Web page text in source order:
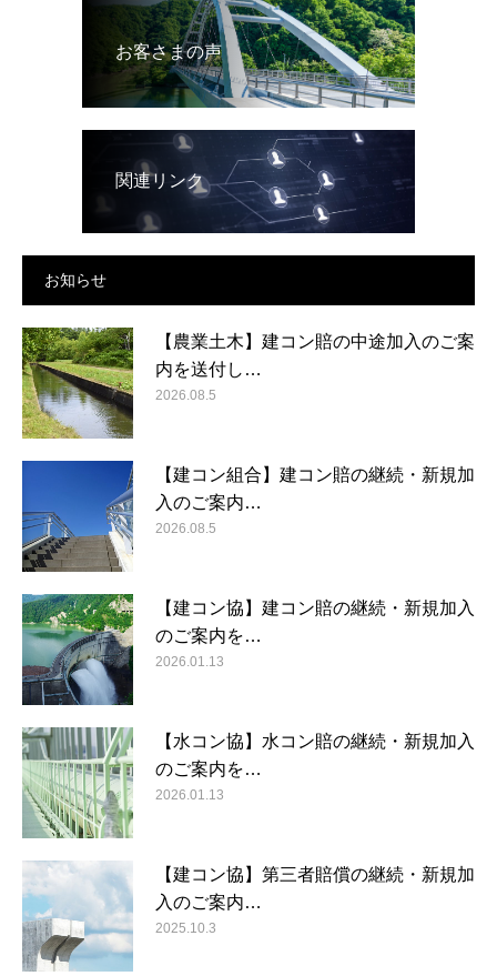
お客さまの声
関連リンク
お知らせ
【農業土木】建コン賠の中途加入のご案
内を送付し…
2026.08.5
【建コン組合】建コン賠の継続・新規加
入のご案内…
2026.08.5
【建コン協】建コン賠の継続・新規加入
のご案内を…
2026.01.13
【水コン協】水コン賠の継続・新規加入
のご案内を…
2026.01.13
【建コン協】第三者賠償の継続・新規加
入のご案内…
2025.10.3